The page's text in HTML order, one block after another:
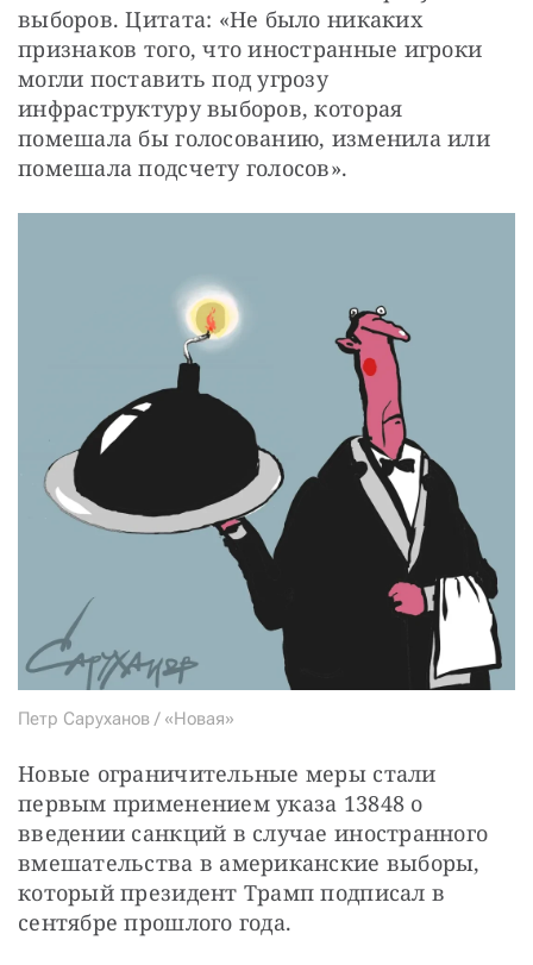
выборов. Цитата: «Не было никаких
признаков того, что иностранные игроки
могли поставить под угрозу
инфраструктуру выборов, которая
помешала бы голосованию, изменила или
помешала подсчету голосов».
Петр Саруханов / «Новая»
Новые ограничительные меры стали
первым применением указа 13848 о
введении санкций в случае иностранного
вмешательства в американские выборы,
который президент Трамп подписал в
сентябре прошлого года.